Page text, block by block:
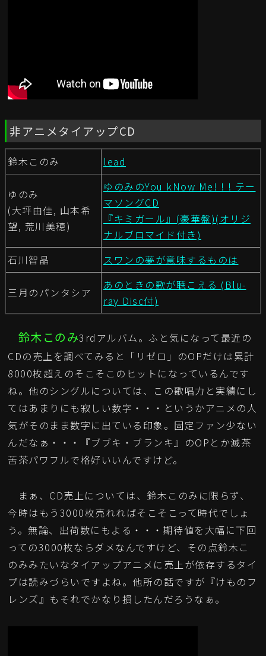
非アニメタイアップCD
鈴木このみ lead
ゆのみ
(大坪由佳, 山本希
望, 荒川美穂)
ゆのみのYou kNow Me! ! ! テー
マソングCD
『キミガール』(豪華盤)(オリジ
ナルブロマイド付き)
石川智晶
スワンの夢が意味するものは
三月のパンタシア
あのときの歌が聴こえる (Blu-
ray Disc付)
鈴木このみ3rdアルバム。ふと気になって最近の
CDの売上を調べてみると「リゼロ」のOPだけは累計
8000枚超えのそこそこのヒットになっているんです
ね。他のシングルについては、この歌唱力と実績にし
てはあまりにも寂しい数字・・・というかアニメの人
気がそのまま数字に出ている印象。固定ファン少ない
んだなぁ・・・『ブブキ・ブランキ』のOPとか滅茶
苦茶パワフルで格好いいんですけど。
まぁ、CD売上については、鈴木このみに限らず、
今時はもう3000枚売れればそこそこって時代でしょ
う。無論、出荷数にもよる・・・期待値を大幅に下回
っての3000枚ならダメなんですけど、その点鈴木こ
のみみたいなタイアップアニメに売上が依存するタイ
プは読みづらいですよね。他所の話ですが『けものフ
レンズ』もそれでかなり損したんだろうなぁ。